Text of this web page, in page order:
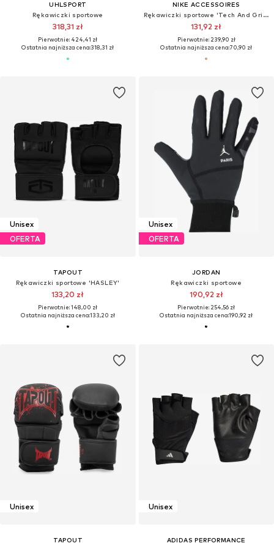
UHLSPORT
Rękawiczki sportowe
318,31 zł
Pierwotnie: 424,41 zł
Ostatnia najniższa cena:318,31 zł
NIKE ACCESSOIRES
Rękawiczki sportowe 'Tech And Grip 3.0'
131,92 zł
Pierwotnie: 239,90 zł
Ostatnia najniższa cena:70,90 zł
Unisex
OFERTA
TAPOUT
Rękawiczki sportowe 'HASLEY'
133,20 zł
Pierwotnie: 148,00 zł
Ostatnia najniższa cena:133,20 zł
Unisex
OFERTA
JORDAN
Rękawiczki sportowe
190,92 zł
Pierwotnie: 254,56 zł
Ostatnia najniższa cena:190,92 zł
Unisex
TAPOUT
Unisex
ADIDAS PERFORMANCE